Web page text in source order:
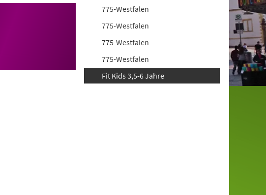
775-Westfalen
775-Westfalen
775-Westfalen
775-Westfalen
Fit Kids 3,5-6 Jahre